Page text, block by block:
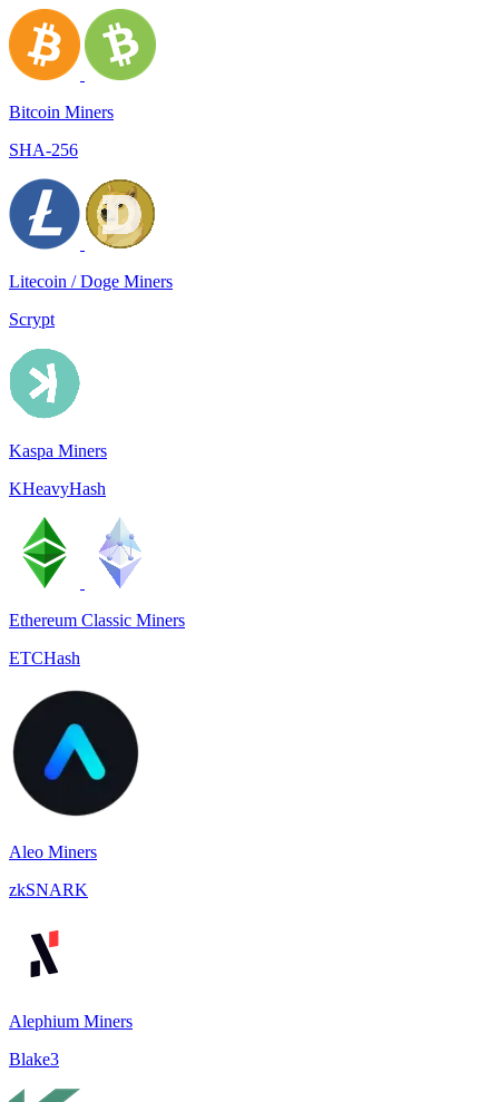
Bitcoin Miners
SHA-256
Litecoin / Doge Miners
Scrypt
Kaspa Miners
KHeavyHash
Ethereum Classic Miners
ETCHash
Aleo Miners
zkSNARK
Alephium Miners
Blake3